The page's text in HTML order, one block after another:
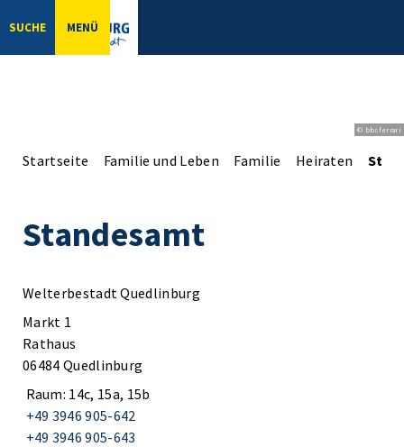
SUCHE MENÜ
© bbsferrari
Startseite Familie und Leben Familie Heiraten
Standesamt
Welterbestadt Quedlinburg
Markt 1
Rathaus
06484 Quedlinburg
Raum: 14c, 15a, 15b
+49 3946 905-642
+49 3946 905-643